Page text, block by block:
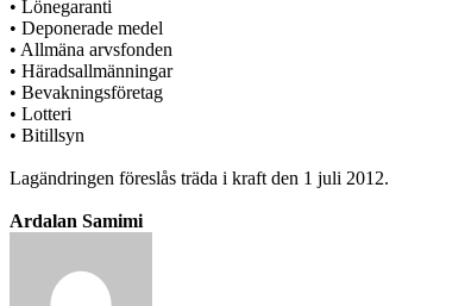
• Lönegaranti
• Deponerade medel
• Allmäna arvsfonden
• Häradsallmänningar
• Bevakningsföretag
• Lotteri
• Bitillsyn
Lagändringen föreslås träda i kraft den 1 juli 2012.
Ardalan Samimi